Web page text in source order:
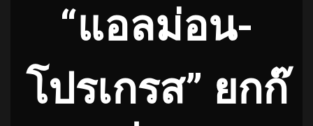
“แอลม่อน-
โปรเกรส” ยกก๊